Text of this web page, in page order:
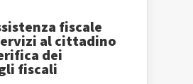
fiscale
al cittadino
dei
fiscali